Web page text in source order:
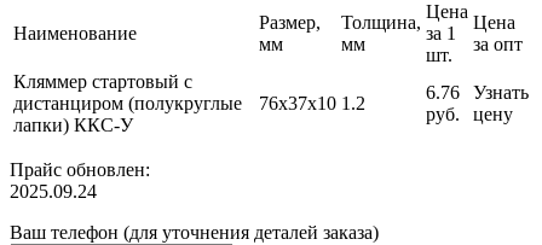
Наименование
Размер,
мм
Толщина,
мм
Цена
за 1
шт.
Цена
за опт
Кляммер стартовый с
дистанциром (полукруглые
лапки) ККС-У
76х37х10 1.2
6.76
руб.
Узнать
цену
Прайс обновлен:
2025.09.24
Ваш телефон (для уточнения деталей заказа)